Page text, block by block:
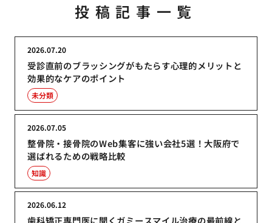
投稿記事一覧
受診直前のブラッシングがもたらす心理的メリットと
効果的なケアのポイント
2026.07.20
未分類
整骨院・接骨院のWeb集客に強い会社5選！大阪府で
選ばれるための戦略比較
2026.07.05
知識
2026.06.12